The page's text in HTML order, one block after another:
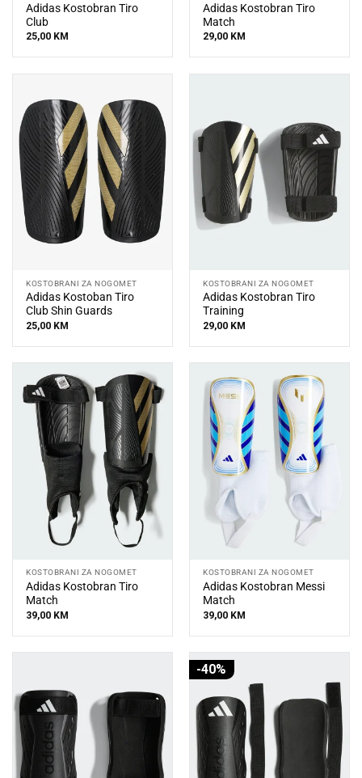
Adidas Kostobran Tiro
Club
25,00 KM
Adidas Kostobran Tiro
Match
29,00 KM
KOSTOBRANI ZA NOGOMET
Adidas Kostoban Tiro
Club Shin Guards
25,00 KM
KOSTOBRANI ZA NOGOMET
Adidas Kostobran Tiro
Training
29,00 KM
KOSTOBRANI ZA NOGOMET
Adidas Kostobran Tiro
Match
39,00 KM
KOSTOBRANI ZA NOGOMET
Adidas Kostobran Messi
Match
39,00 KM
-40%